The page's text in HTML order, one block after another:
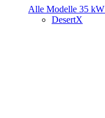
Alle Modelle 35 kW
DesertX